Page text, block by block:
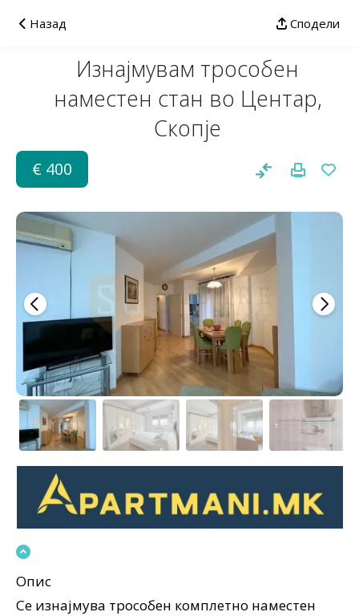
Назад Сподели
Изнајмувам трособен
наместен стан во Центар,
Скопје
€ 400
Опис
Се изнајмува трособен комплетно наместен